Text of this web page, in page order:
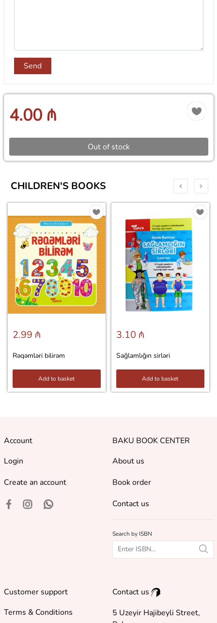
Send
4.00 ₼
Out of stock
CHILDREN'S BOOKS
2.99 ₼
Rəqəmləri bilirəm
Add to basket
3.10 ₼
Sağlamlığın sirləri
Add to basket
Account
Login
Create an account
BAKU BOOK CENTER
About us
Book order
Contact us
Search by ISBN
Customer support
Terms & Conditions
Contact us
5 Uzeyir Hajibeyli Street,